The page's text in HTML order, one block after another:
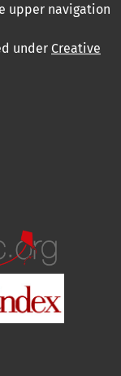
upper navigation
under Creative